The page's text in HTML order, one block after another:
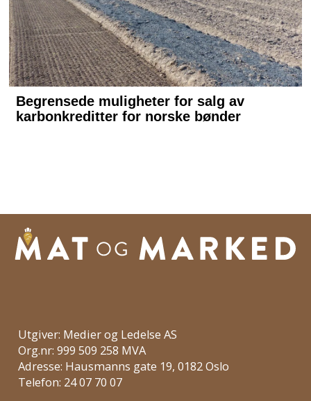
Utgiver: Medier og Ledelse AS
Org.nr: 999 509 258 MVA
Adresse: Hausmanns gate 19, 0182 Oslo
Telefon: 24 07 70 07